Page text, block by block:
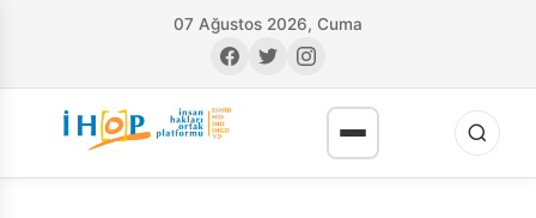
07 Ağustos 2026, Cuma